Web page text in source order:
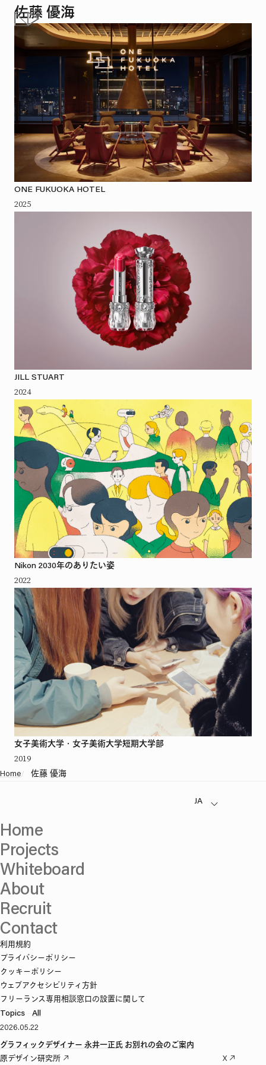
佐藤 優海
ONE FUKUOKA HOTEL
2025
JILL STUART
2024
Nikon 2030年のありたい姿
2022
女子美術大学・女子美術大学短期大学部
2019
Home/ 佐藤 優海
Home
Projects
Whiteboard
About
Recruit
Contact
利用規約
プライバシーポリシー
クッキーポリシー
ウェブアクセシビリティ方針
フリーランス専用相談窓口の設置に関して
Topics All
2026.05.22
グラフィックデザイナー 永井一正氏 お別れの会のご案内
原デザイン研究所
X